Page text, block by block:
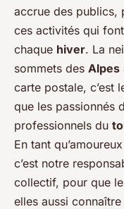
accrue des publics,
ces activités qui
chaque hiver. La
sommets des Alpes
carte postale, c’est
que les passionnés
professionnels du
En tant
c’est notre
collectif, pour que
elles aussi